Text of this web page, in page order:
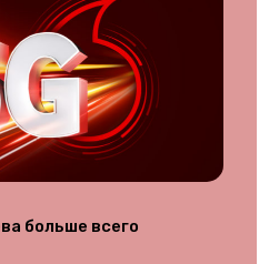
больше всего